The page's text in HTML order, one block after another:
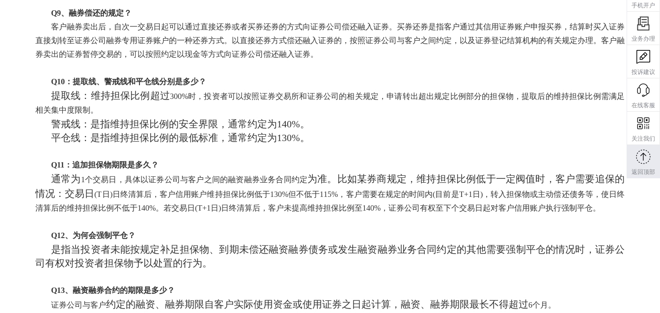
Q9、融券偿还的规定？
客户融券卖出后，自次一交易日起可以通过直接还券或者买券还券的方式向证券公司偿还融入证券。买券还券是指客户通过其信用证券账户申报买券，结算时买入证券
直接划转至证券公司融券专用证券账户的一种还券方式。以直接还券方式偿还融入证券的，按照证券公司与客户之间约定，以及证券登记结算机构的有关规定办理。客户融
券卖出的证券暂停交易的，可以按照约定以现金等方式向证券公司偿还融入证券。
Q10 ：提取线、警戒线和平仓线分别是多少？
提取线： 维持担保比例超过300%时，投资者可以按照证券交易所和证券公司的相关规定，申请转出超出规定比例部分的担保物，提取后的维持担保比例需满足
相关集中度限制。
警戒线：是指维持担保比例的安全界限，通常约定为140%。
平仓线：是指维持担保比例的最低标准，通常约定为130%。
Q11 ：追加担保物期限是多久？
通常为1个交易日，具体以证券公司与客户之间的融资融券业务合同约定为准。比如某券商规定，维持担保比例低于一定阀值时，客户需要追保的
情况：交易日(T日)日终清算后，客户信用账户维持担保比例低于130%但不低于115%，客户需要在规定的时间内(目前是T+1日)，转入担保物或主动偿还债务等，使日终
清算后的维持担保比例不低于140%。若交易日(T+1日)日终清算后，客户未提高维持担保比例至140%，证券公司有权至下个交易日起对客户信用账户执行强制平仓。
Q12、为何会强制平仓？
是指当投资者未能按规定补足担保物、到期未偿还融资融券债务或发生融资融券业务合同约定的其他需要强制平仓的情况时，证券公
司有权对投资者担保物予以处置的行为。
Q13、融资融券合约的期限是多少？
证券公司与客户约定的融资、融券期限自客户实际使用资金或使用证券之日起计算，融资、融券期限最长不得超过6个月。
手机开户
业务办理
投诉建议
在线客服
关注我们
返回顶部